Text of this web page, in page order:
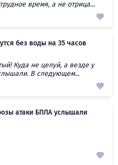
время, а не отрица...
без воды на 35 часов
Куда не целуй, а везде у
В следующем...
атаки БПЛА услышали